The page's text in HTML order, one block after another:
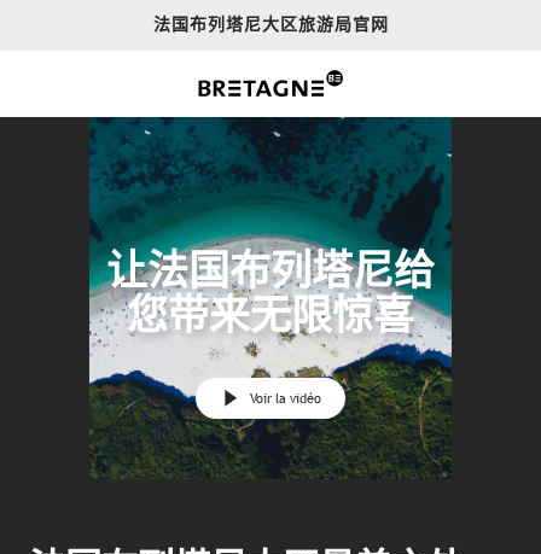
法国布列塔尼大区旅游局官网
让法国布列塔尼给
您带来无限惊喜
Voir la vidéo